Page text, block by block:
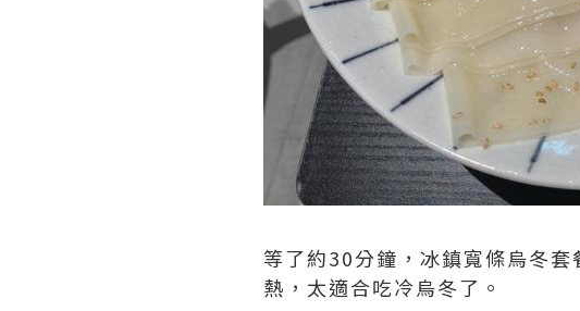
等了約30分鐘，冰鎮寬條烏冬
熱，太適合吃冷烏冬了。